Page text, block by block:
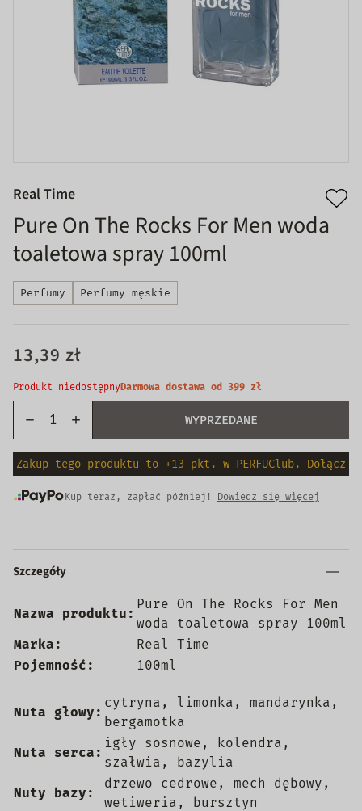
Real Time
Pure On The Rocks For Men woda
toaletowa spray 100ml
Perfumy Perfumy męskie
13,39 zł
Produkt niedostępnyDarmowa dostawa od 399 zł
WYPRZEDANE
Zakup tego produktu to +13 pkt. w PERFUClub. Dołącz
Kup teraz, zapłać później! Dowiedz się więcej
Szczegóły
Nazwa produktu:
Pure On The Rocks For Men
woda toaletowa spray 100ml
Marka:
Real Time
Pojemność:
100ml
Nuta głowy:
cytryna, limonka, mandarynka,
bergamotka
Nuta serca:
igły sosnowe, kolendra,
szałwia, bazylia
Nuty bazy:
drzewo cedrowe, mech dębowy,
wetiweria, bursztyn